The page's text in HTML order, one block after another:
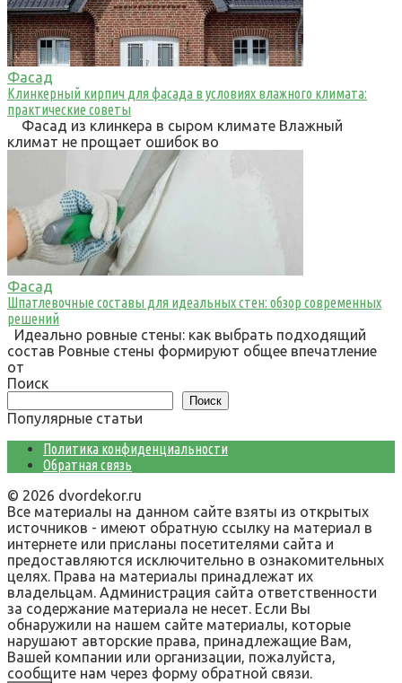
Фасад
Клинкерный кирпич для фасада в условиях влажного климата:
практические советы
Фасад из клинкера в сыром климате Влажный
климат не прощает ошибок во
Фасад
Шпатлевочные составы для идеальных стен: обзор современных
решений
Идеально ровные стены: как выбрать подходящий
состав Ровные стены формируют общее впечатление
от
Поиск
Поиск
Популярные статьи
Политика конфиденциальности
Обратная связь
© 2026 dvordekor.ru
Все материалы на данном сайте взяты из открытых
источников - имеют обратную ссылку на материал в
интернете или присланы посетителями сайта и
предоставляются исключительно в ознакомительных
целях. Права на материалы принадлежат их
владельцам. Администрация сайта ответственности
за содержание материала не несет. Если Вы
обнаружили на нашем сайте материалы, которые
нарушают авторские права, принадлежащие Вам,
Вашей компании или организации, пожалуйста,
сообщите нам через форму обратной связи.